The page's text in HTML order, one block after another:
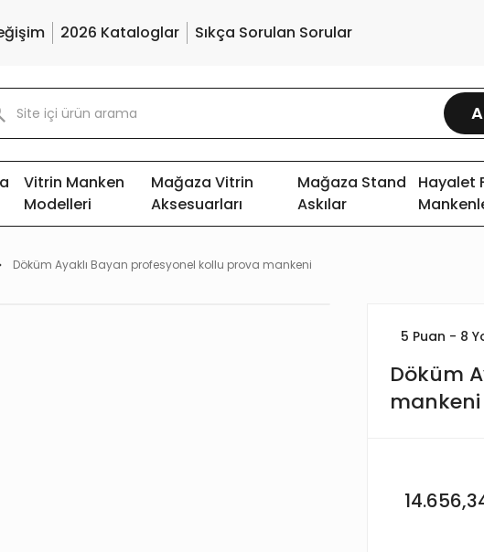
2026 Kataloglar Sıkça Sorulan Sorular
Vitrin Manken
Modelleri
Mağaza Vitrin
Aksesuarları
Mağaza Stand
Askılar
Hayalet
Döküm Ayaklı Bayan profesyonel kollu prova mankeni
5 Puan - 8
Döküm
mankeni